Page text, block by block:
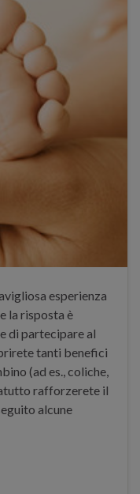
esperienza
la risposta è
di partecipare al
tanti benefici
(ad es., coliche,
rafforzerete il
alcune